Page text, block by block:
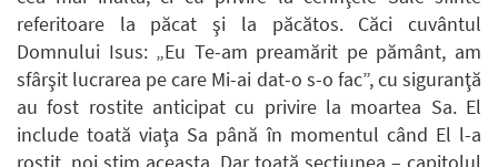
referitoare la păcat şi la păcătos. Căci cuvântul
Domnului Isus: „Eu Te-am preamărit pe pământ, am
sfârşit lucrarea pe care Mi-ai dat-o s-o fac”, cu siguranţă
au fost rostite anticipat cu privire la moartea Sa. El
include toată viaţa Sa până în momentul când El l-a
rostit, noi ştim aceasta. Dar toată secţiunea – capitolul